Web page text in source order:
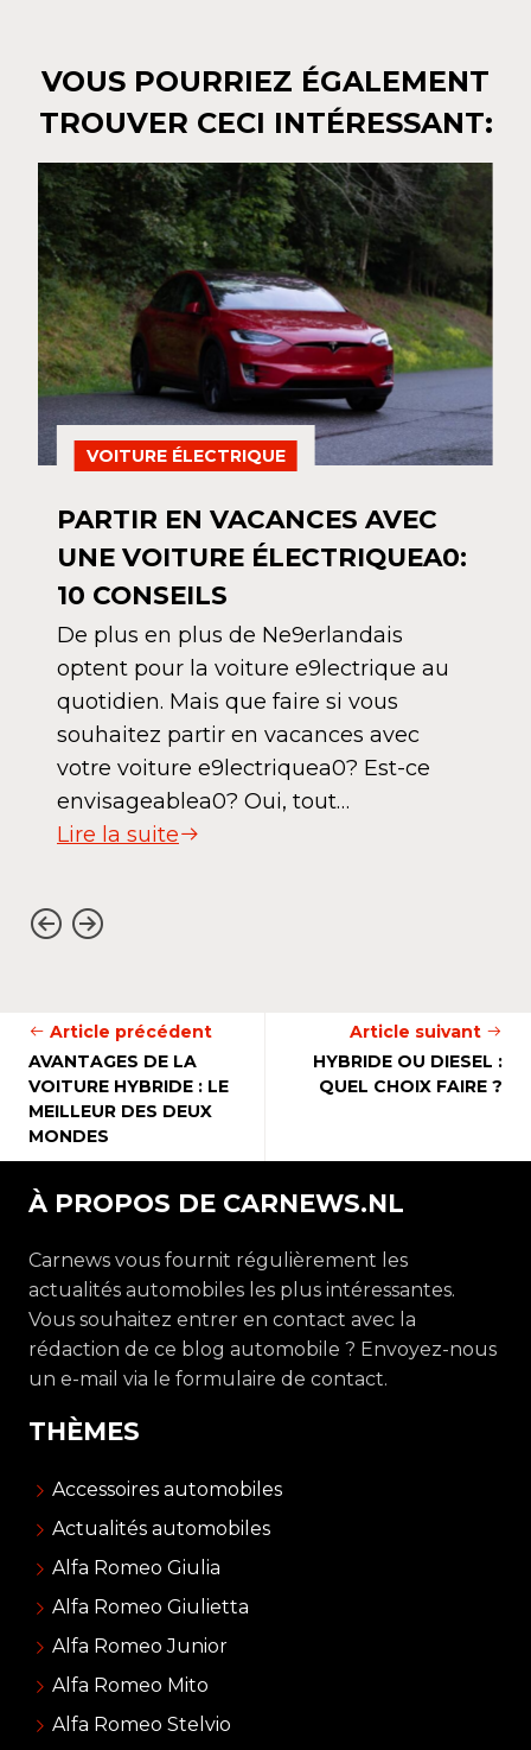
VOUS POURRIEZ ÉGALEMENT
TROUVER CECI INTÉRESSANT:
VOITURE ÉLECTRIQUE
PARTIR EN VACANCES AVEC
UNE VOITURE ÉLECTRIQUEA0:
10 CONSEILS
De plus en plus de Ne9erlandais
optent pour la voiture e9lectrique au
quotidien. Mais que faire si vous
souhaitez partir en vacances avec
votre voiture e9lectriquea0? Est-ce
envisageablea0? Oui, tout…
Lire la suite
Article précédent
AVANTAGES DE LA
VOITURE HYBRIDE : LE
MEILLEUR DES DEUX
MONDES
Article suivant
HYBRIDE OU DIESEL :
QUEL CHOIX FAIRE ?
À PROPOS DE CARNEWS.NL
Carnews vous fournit régulièrement les
actualités automobiles les plus intéressantes.
Vous souhaitez entrer en contact avec la
rédaction de ce blog automobile ? Envoyez-nous
un e-mail via le formulaire de contact.
THÈMES
Accessoires automobiles
Actualités automobiles
Alfa Romeo Giulia
Alfa Romeo Giulietta
Alfa Romeo Junior
Alfa Romeo Mito
Alfa Romeo Stelvio